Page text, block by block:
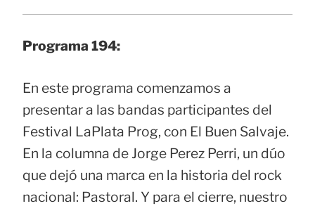
Programa 194:
En este programa comenzamos a
presentar a las bandas participantes del
Festival LaPlata Prog, con El Buen Salvaje.
En la columna de Jorge Perez Perri, un dúo
que dejó una marca en la historia del rock
nacional: Pastoral. Y para el cierre, nuestro